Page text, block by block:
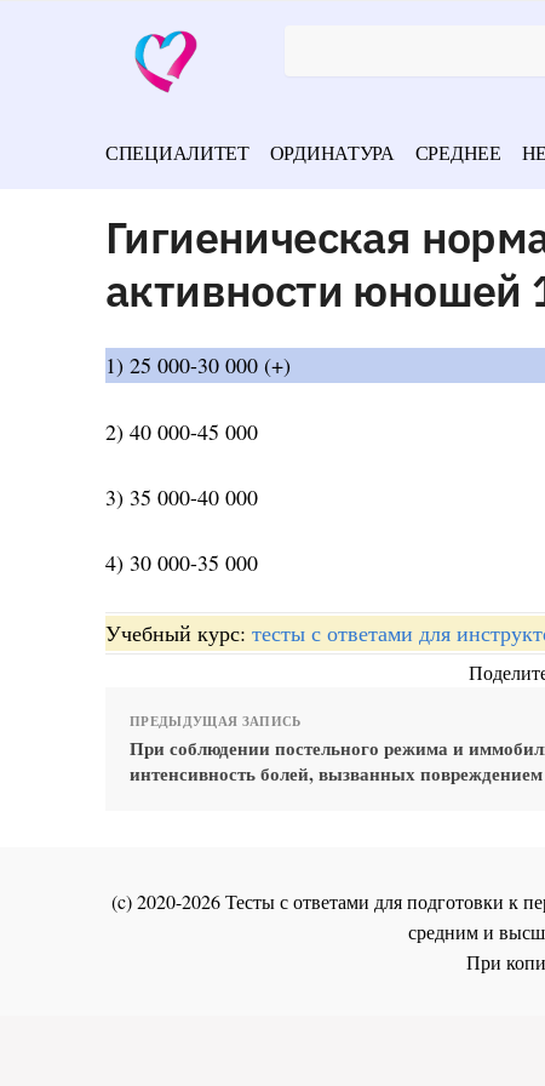
СПЕЦИАЛИТЕТ ОРДИНАТУРА СРЕДНЕЕ
Гигиеническая
активности юношей
1) 25 000-30 000 (+)
2) 40 000-45 000
3) 35 000-40 000
4) 30 000-35 000
Учебный курс: тесты с ответами для
ПРЕДЫДУЩАЯ ЗАПИСЬ
При соблюдении постельного режима и
интенсивность болей, вызванных повреждением
(c) 2020-2026 Тесты с ответами для подготовки к
средним и
При